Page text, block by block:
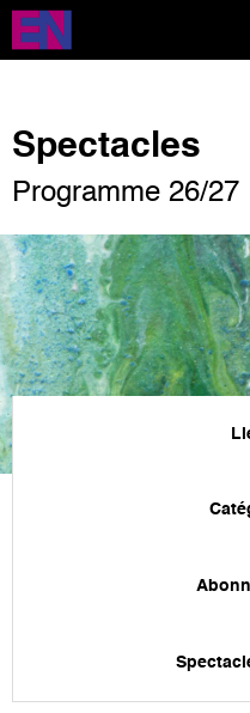
Aller
contenu
Spectacles
Programme 26/27